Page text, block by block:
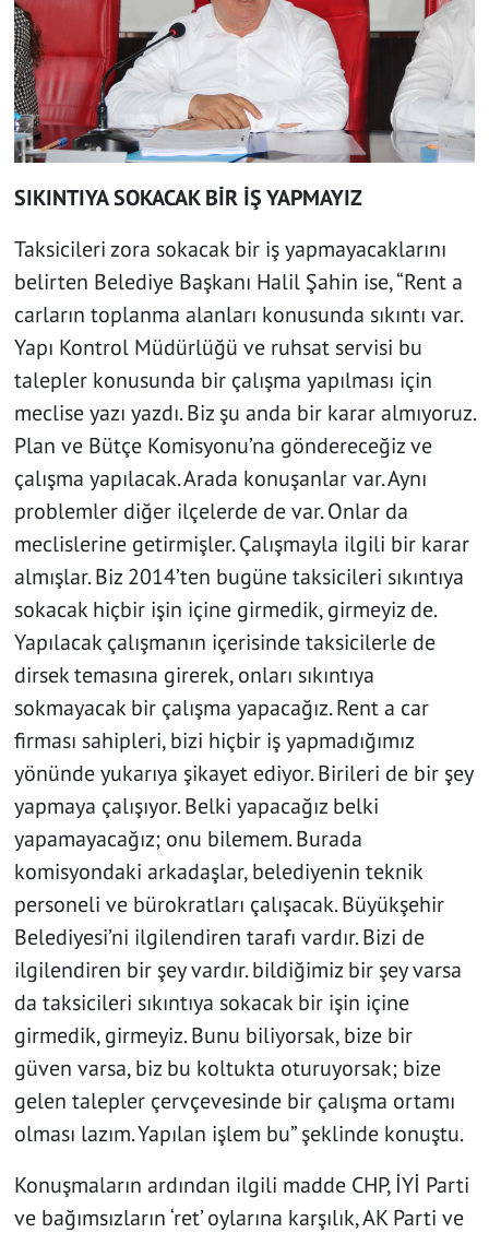
SIKINTIYA SOKACAK BİR İŞ YAPMAYIZ
Taksicileri zora sokacak bir iş yapmayacaklarını
belirten Belediye Başkanı Halil Şahin ise, “Rent a
carların toplanma alanları konusunda sıkıntı var.
Yapı Kontrol Müdürlüğü ve ruhsat servisi bu
talepler konusunda bir çalışma yapılması için
meclise yazı yazdı. Biz şu anda bir karar almıyoruz.
Plan ve Bütçe Komisyonu’na göndereceğiz ve
çalışma yapılacak. Arada konuşanlar var. Aynı
problemler diğer ilçelerde de var. Onlar da
meclislerine getirmişler. Çalışmayla ilgili bir karar
almışlar. Biz 2014’ten bugüne taksicileri sıkıntıya
sokacak hiçbir işin içine girmedik, girmeyiz de.
Yapılacak çalışmanın içerisinde taksicilerle de
dirsek temasına girerek, onları sıkıntıya
sokmayacak bir çalışma yapacağız. Rent a car
firması sahipleri, bizi hiçbir iş yapmadığımız
yönünde yukarıya şikayet ediyor. Birileri de bir şey
yapmaya çalışıyor. Belki yapacağız belki
yapamayacağız; onu bilemem. Burada
komisyondaki arkadaşlar, belediyenin teknik
personeli ve bürokratları çalışacak. Büyükşehir
Belediyesi’ni ilgilendiren tarafı vardır. Bizi de
ilgilendiren bir şey vardır. bildiğimiz bir şey varsa
da taksicileri sıkıntıya sokacak bir işin içine
girmedik, girmeyiz. Bunu biliyorsak, bize bir
güven varsa, biz bu koltukta oturuyorsak; bize
gelen talepler çervçevesinde bir çalışma ortamı
olması lazım. Yapılan işlem bu” şeklinde konuştu.
Konuşmaların ardından ilgili madde CHP, İYİ Parti
ve bağımsızların ‘ret’ oylarına karşılık, AK Parti ve